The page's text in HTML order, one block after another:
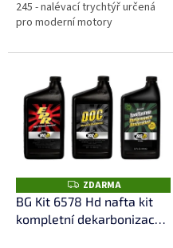
245 - nalévací trychtýř určená
pro moderní motory
vstřikováním (baleno v papírové
Z
D
A
R
ZDARMA
BG Kit 6578 Hd nafta kit
kompletní dekarbonizace